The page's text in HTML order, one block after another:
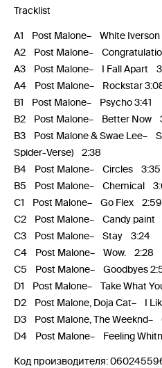
Tracklist
A1 Post Malone– White
A2 Post Malone–
A3 Post Malone– I Fall Apart
A4 Post Malone– Rockstar
B1 Post Malone– Psycho 3:41
B2 Post Malone– Better Now
B3 Post Malone & Swae Lee–
Spider-Verse) 2:38
B4 Post Malone– Circles 3:35
B5 Post Malone– Chemical
C1 Post Malone– Go Flex 2:59
C2 Post Malone– Candy paint
C3 Post Malone– Stay 3:24
C4 Post Malone– Wow. 2:28
C5 Post Malone– Goodbyes
D1 Post Malone– Take What
D2 Post Malone, Doja Cat– I
D3 Post Malone, The
D4 Post Malone– Feeling
Код производителя: